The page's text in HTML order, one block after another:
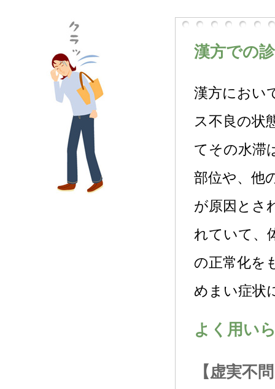
漢方での
漢方におい
ス不良の状
てその水滞
部位や、他
が原因とさ
れていて、
の正常化を
めまい症状
よく用い
【虚実不